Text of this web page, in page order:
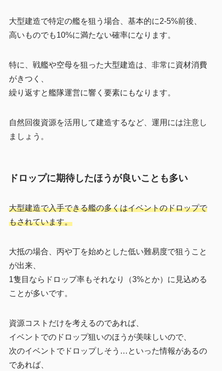
大型建造で特定の艦を狙う場合、基本的に2-5%前後、
高いものでも10%に満たない確率になります。
特に、戦艦や空母を狙った大型建造は、非常に資材消費
がきつく、
繰り返すと艦隊運営に響く要素にもなります。
自然回復資源を活用して建造するなど、運用には注意し
ましょう。
ドロップに期待したほうが良いことも多い
大型建造で入手できる艦の多くはイベントのドロップで
もされています。
大抵の場合、丙や丁を始めとした低い難易度で狙うこと
が出来、
1隻目ならドロップ率もそれなり（3%とか）に見込める
ことが多いです。
資源コストだけを考えるのであれば、
イベントでのドロップ狙いのほうが美味しいので、
次のイベントでドロップしそう…といった情報があるの
であれば、